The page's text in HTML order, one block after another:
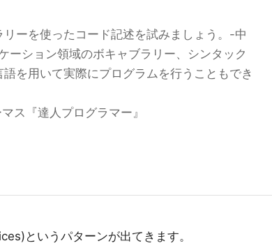
ーを使ったコード記述を試みましょう。-中
ーション領域のボキャブラリー、シンタック
を用いて実際にプログラムを行うこともでき
ス『達人プログラマー』
というパターンが出てきます。